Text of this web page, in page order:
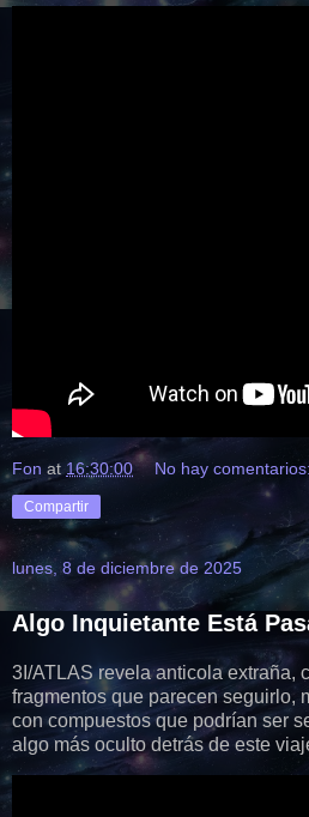
Fon at 16:30:00 No hay comentarios:
Compartir
lunes, 8 de diciembre de 2025
Algo Inquietante Está
3I/ATLAS revela anticola extraña,
fragmentos que parecen seguirlo,
con compuestos que podrían ser
algo más oculto detrás de este